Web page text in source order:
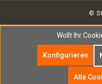
©
Wollt Ihr
Konfigurieren
Alle